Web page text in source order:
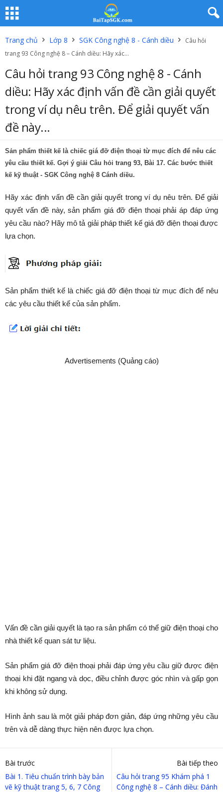
Trang chủ Lớp 8 SGK Công nghệ 8 - Cánh diều
Câu hỏi
trang 93 Công nghệ 8 – Cánh diều: Hãy xác...
Câu hỏi trang 93 Công nghệ 8 - Cánh
diều: Hãy xác định vấn đề cần giải quyết
trong ví dụ nêu trên. Để giải quyết vấn
đề này...
Sản phẩm thiết kế là chiếc giá đỡ điện thoại từ mục đích để nêu các
yêu cầu thiết kế. Gợi ý giải Câu hỏi trang 93, Bài 17. Các bước thiết
kế kỹ thuật - SGK Công nghệ 8 Cánh diều.
Hãy xác định vấn đề cần giải quyết trong ví dụ nêu trên. Để giải
quyết vấn đề này, sản phẩm giá đỡ điện thoại phải áp đáp ứng
yêu cầu nào? Hãy mô tả giải pháp thiết kế giá đỡ điện thoại được
lựa chọn.
Sản phẩm thiết kế là chiếc giá đỡ điện thoại từ mục đích để nêu
các yêu cầu thiết kế của sản phẩm.
Advertisements (Quảng cáo)
Vấn đề cần giải quyết là tạo ra sản phẩm có thể giữ điện thoại cho
nhà thiết kế quan sát tư liệu.
Sản phẩm giá đỡ điện thoại phải đáp ứng yêu cầu giữ được điện
thoại khi đặt ngang và dọc, điều chỉnh được góc nhìn và gấp gọn
khi không sử dụng.
Hình ảnh sau là một giải pháp đơn giản, đáp ứng những yêu cầu
trên và dễ dàng thực hiện nên được lựa chọn.
Bài trước
Bài 1. Tiêu chuẩn trình bày bản
vẽ kỹ thuật trang 5, 6, 7 Công
Bài tiếp theo
Câu hỏi trang 95 Khám phá 1
Công nghệ 8 – Cánh diều: Đánh